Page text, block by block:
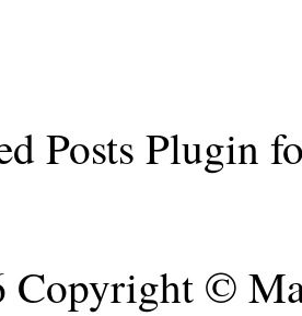
Copyright ©